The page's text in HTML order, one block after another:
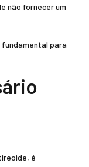
não fornecer um
para
é